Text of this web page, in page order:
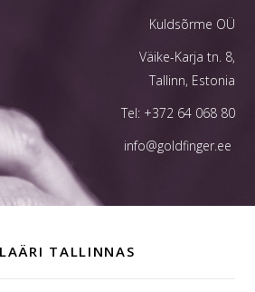
Kuldsõrme OÜ
Väike-Karja tn. 8,
Tallinn, Estonia
Tel: +372 64 068 80
info@goldfinger.ee
TALLINNAS